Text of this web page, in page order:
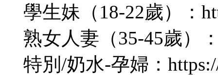
學生妹（18-22歲）：
熟女人妻（35-45歲）
特別/奶水-孕婦：